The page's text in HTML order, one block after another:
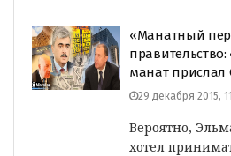
«Манатный
манат
29 декабря 2015,
Вероятно,
хотел